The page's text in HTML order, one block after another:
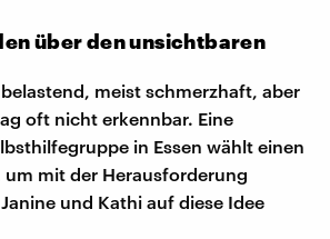
über den unsichtbaren
meist schmerzhaft, aber
oft nicht erkennbar. Eine
in Essen wählt einen
um mit der Herausforderung
und Kathi auf diese Idee